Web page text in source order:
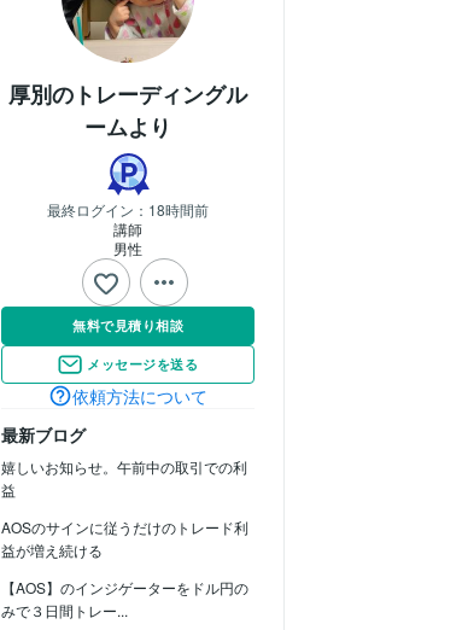
厚別のトレーディングル
ームより
最終ログイン： 18時間前
講師
男性
無料で見積り相談
メッセージを送る
依頼方法について
最新ブログ
嬉しいお知らせ。午前中の取引での利
益
AOSのサインに従うだけのトレード利
益が増え続ける
【AOS】のインジゲーターをドル円の
みで３日間トレー...